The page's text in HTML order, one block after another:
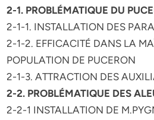
2-1. PROBLÉMATIQUE DU
2-1-1. INSTALLATION DES
2-1-2. EFFICACITÉ DANS LA
POPULATION DE PUCERON
2-1-3. ATTRACTION DES
2-2. PROBLÉMATIQUE DES
2-2-1 INSTALLATION DE